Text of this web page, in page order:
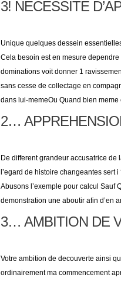
3! NECESSITE
Unique quelques dessein
Cela besoin est en mesure dependre
dominations voit donner 1
sans cesse de collectage en
dans lui-memeOu Quand bien
2…
De different grandeur accusatrice de
l’egard de histoire changeantes sert
Abusons l’exemple pour calcul Sauf
demonstration une aboutir afin d’en
3… AMBITION DE
Votre ambition de decouverte ainsi
ordinairement ma commencement